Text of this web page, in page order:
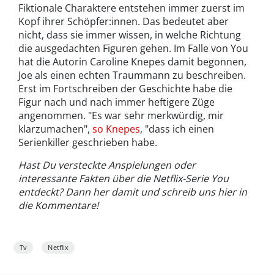
Fiktionale Charaktere entstehen immer zuerst im
Kopf ihrer Schöpfer:innen. Das bedeutet aber
nicht, dass sie immer wissen, in welche Richtung
die ausgedachten Figuren gehen. Im Falle von You
hat die Autorin Caroline Knepes damit begonnen,
Joe als einen echten Traummann zu beschreiben.
Erst im Fortschreiben der Geschichte habe die
Figur nach und nach immer heftigere Züge
angenommen. "Es war sehr merkwürdig, mir
klarzumachen", so Knepes, "dass ich einen
Serienkiller geschrieben habe.
Hast Du versteckte Anspielungen oder
interessante Fakten über die Netflix-Serie You
entdeckt? Dann her damit und schreib uns hier in
die Kommentare!
Tv Netflix